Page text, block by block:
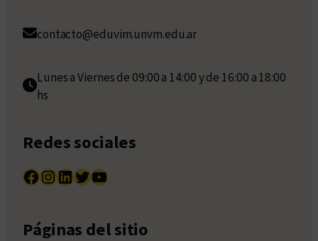
contacto@eduvim.unvm.edu.ar
Lunes a Viernes de 09:00 a 14:00 y de 16:00 a 18:00
hs
Redes sociales
Facebook InstagramLinkedIn Twitter YouTube
Páginas del sitio